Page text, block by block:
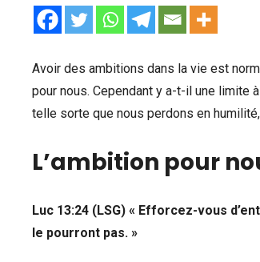
Avoir des ambitions dans la vie est
pour nous. Cependant y a-t-il une limite
telle sorte que nous perdons en
L’ambition pour
Luc 13:24 (LSG) « Efforcez-vous
le pourront pas. »